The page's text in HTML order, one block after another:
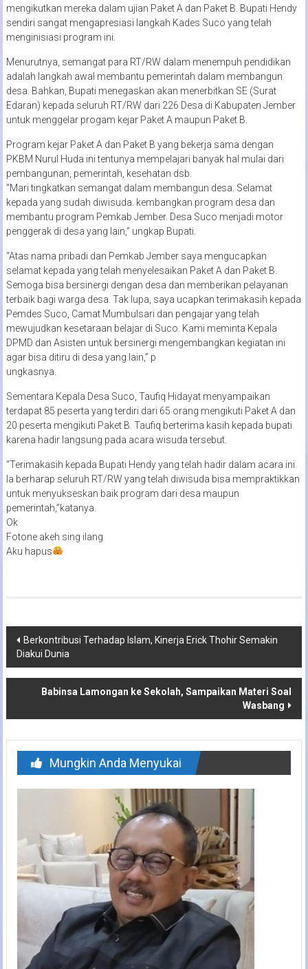
mengikutkan mereka dalam ujian Paket A dan Paket B. Bupati Hendy
sendiri sangat mengapresiasi langkah Kades Suco yang telah
menginisiasi program ini.
Menurutnya, semangat para RT/RW dalam menempuh pendidikan
adalah langkah awal membantu pemerintah dalam membangun
desa. Bahkan, Bupati menegaskan akan menerbitkan SE (Surat
Edaran) kepada seluruh RT/RW dari 226 Desa di Kabupaten Jember
untuk menggelar progam kejar Paket A maupun Paket B.
Program kejar Paket A dan Paket B yang bekerja sama dengan
PKBM Nurul Huda ini tentunya mempelajari banyak hal mulai dari
pembangunan, pemerintah, kesehatan dsb.
“Mari tingkatkan semangat dalam membangun desa. Selamat
kepada yang sudah diwisuda. kembangkan program desa dan
membantu program Pemkab Jember. Desa Suco menjadi motor
penggerak di desa yang lain,” ungkap Bupati.
“Atas nama pribadi dan Pemkab Jember saya mengucapkan
selamat kepada yang telah menyelesaikan Paket A dan Paket B.
Semoga bisa bersinergi dengan desa dan memberikan pelayanan
terbaik bagi warga desa. Tak lupa, saya ucapkan terimakasih kepada
Pemdes Suco, Camat Mumbulsari dan pengajar yang telah
mewujudkan kesetaraan belajar di Suco. Kami meminta Kepala
DPMD dan Asisten untuk bersinergi mengembangkan kegiatan ini
agar bisa ditiru di desa yang lain,” p
ungkasnya.
Sementara Kepala Desa Suco, Taufiq Hidayat menyampaikan
terdapat 85 peserta yang terdiri dari 65 orang mengikuti Paket A dan
20 peserta mengikuti Paket B. Taufiq berterima kasih kepada bupati
karena hadir langsung pada acara wisuda tersebut.
“Terimakasih kepada Bupati Hendy yang telah hadir dalam acara ini.
Ia berharap seluruh RT/RW yang telah diwisuda bisa mempraktikkan
untuk menyukseskan baik program dari desa maupun
pemerintah,”katanya.
Ok
Fotone akeh sing ilang
Aku hapus
Navigasi
pos
Berkontribusi Terhadap Islam, Kinerja Erick Thohir Semakin
Diakui Dunia
Babinsa Lamongan ke Sekolah, Sampaikan Materi Soal
Wasbang
Mungkin Anda Menyukai